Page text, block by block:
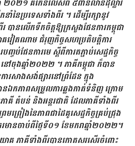
២០២១ គឺកើនលើសពី ៥ពាន់លានដុល្លារ
ាំនៃប្រទេសទាំងពីរ ។ ដើម្បីរក្សានូវ
បានលើកទឹកចិត្តឱ្យក្រសួងផែនការកម្ពុជា
វៀតណាម ជំរុញកិច្ចសហប្រតិបត្តិការ
ញ្ចប់ផែនការមេ ស្តីពីការតភ្ជាប់សេដ្ឋកិច្ច
ៅចុងឆ្នាំ២០២២ ។ ភាគីកម្ពុជា ក៏បាន
ារសាងសង់ផ្សារនៅព្រំដែន ក្នុង
នឯកភាពសម្រួលការឆ្លងកាត់ទំនិញ ក្រោម
ភាគី តំបន់ និងអន្តរជាតិ ដែលភាគីទាំងពីរ
មព្រៀងនៃភាពជាដៃគូសេដ្ឋកិច្ចគ្រប់ជ្រុង
នចាប់ពីថ្ងៃទី០១ ខែមករាឆ្នាំ២០២២។
ោគ ភាគីទាំងពីរបានកោតសរសើរចំពោះ